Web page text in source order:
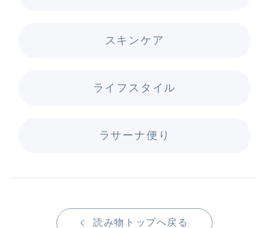
スキンケア
ライフスタイル
ラサーナ便り
読み物トップへ戻る